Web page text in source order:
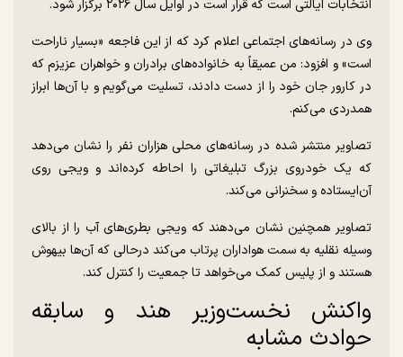
انتخابات ایالتی است که قرار است در اوایل سال ۲۰۲۶ برگزار شود.
وی در رسانه‌های اجتماعی اعلام کرد که از این فاجعه «بسیار ناراحت
است» و افزود: من عمیقاً به خانواده‌های برادران و خواهران عزیزم که
در کارور جان خود را از دست دادند، تسلیت می‌گویم و با آن‌ها ابراز
همدردی می‌کنم.
تصاویر منتشر شده در رسانه‌های محلی هزاران نفر را نشان می‌دهد
که یک خودروی بزرگ تبلیغاتی را احاطه کرده‌اند و ویجی روی
آن‌ایستاده و سخنرانی می‌کند.
تصاویر همچنین نشان می‌دهند که ویجی بطری‌های آب را از بالای
وسیله نقلیه به سمت هواداران پرتاب می‌کند درحالی که آن‌ها بیهوش
هستند و از پلیس کمک می‌خواهد تا جمعیت را کنترل کند.
واکنش نخست‌وزیر هند و سابقه
حوادث مشابه